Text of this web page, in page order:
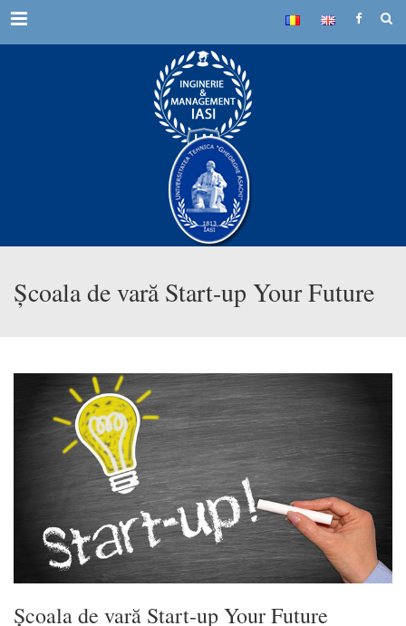
Menu
Școala de vară Start-up Your Future
Școala de vară Start-up Your Future